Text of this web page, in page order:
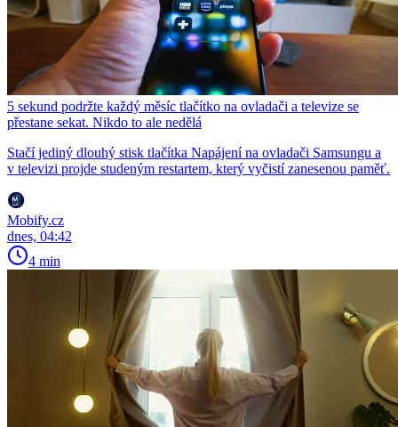
5 sekund podržte každý měsíc tlačítko na ovladači a televize se
přestane sekat. Nikdo to ale nedělá
Stačí jediný dlouhý stisk tlačítka Napájení na ovladači Samsungu a
v televizi projde studeným restartem, který vyčistí zanesenou paměť.
Mobify.cz
dnes, 04:42
4 min